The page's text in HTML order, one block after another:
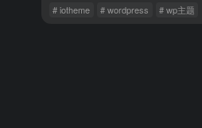
# iotheme # wordpress # wp主题